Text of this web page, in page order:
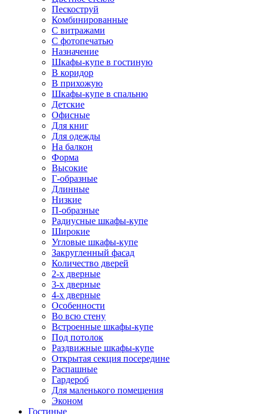
Пескоструй
Комбинированные
С витражами
С фотопечатью
Назначение
Шкафы-купе в гостиную
В коридор
В прихожую
Шкафы-купе в спальню
Детские
Офисные
Для книг
Для одежды
На балкон
Форма
Высокие
Г-образные
Длинные
Низкие
П-образные
Радиусные шкафы-купе
Широкие
Угловые шкафы-купе
Закругленный фасад
Количество дверей
2-х дверные
3-х дверные
4-х дверные
Особенности
Во всю стену
Встроенные шкафы-купе
Под потолок
Раздвижные шкафы-купе
Открытая секция посередине
Распашные
Гардероб
Для маленького помещения
Эконом
Гостиные